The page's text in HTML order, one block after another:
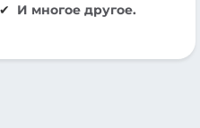
И многое другое.